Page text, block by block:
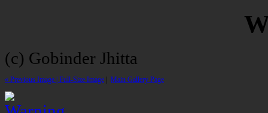
(c) Gobinder Jhitta
« Previous Image | Full-Size Image Main Gallery Page